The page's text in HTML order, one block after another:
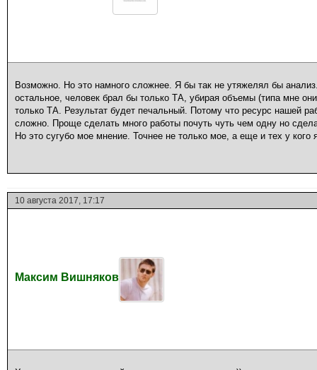
Возможно. Но это намного сложнее. Я бы так не утяжелял бы
остальное, человек брал бы только ТА, убирая объемы (типа мне
только ТА. Результат будет печальный. Потому что ресурс нашей
сложно. Проще сделать много работы почуть чуть чем одну но
Но это сугубо мое мнение. Точнее не только мое, а еще и тех у кого
10 августа 2017, 17:17
Максим Вишняков